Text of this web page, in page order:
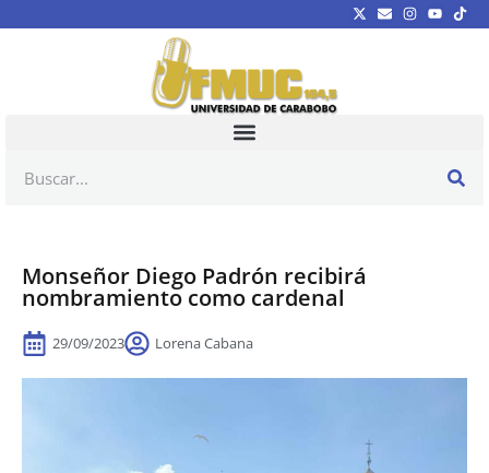
Monseñor Diego Padrón recibirá
nombramiento como cardenal
29/09/2023 Lorena Cabana